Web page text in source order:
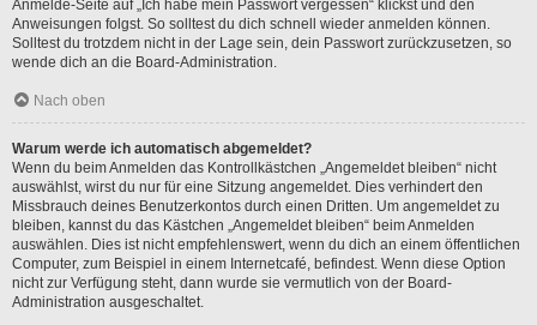
Anmelde-Seite auf „Ich habe mein Passwort vergessen“ klickst und den
Anweisungen folgst. So solltest du dich schnell wieder anmelden können.
Solltest du trotzdem nicht in der Lage sein, dein Passwort zurückzusetzen, so
wende dich an die Board-Administration.
Nach oben
Warum werde ich automatisch abgemeldet?
Wenn du beim Anmelden das Kontrollkästchen „Angemeldet bleiben“ nicht
auswählst, wirst du nur für eine Sitzung angemeldet. Dies verhindert den
Missbrauch deines Benutzerkontos durch einen Dritten. Um angemeldet zu
bleiben, kannst du das Kästchen „Angemeldet bleiben“ beim Anmelden
auswählen. Dies ist nicht empfehlenswert, wenn du dich an einem öffentlichen
Computer, zum Beispiel in einem Internetcafé, befindest. Wenn diese Option
nicht zur Verfügung steht, dann wurde sie vermutlich von der Board-
Administration ausgeschaltet.